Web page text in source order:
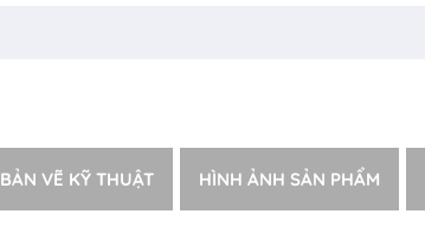
BẢN VẼ KỸ THUẬT HÌNH ẢNH SẢN PHẨM